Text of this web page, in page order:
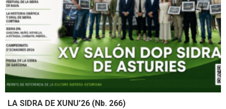
LA SIDRA DE XUNU’26 (Nb. 266)